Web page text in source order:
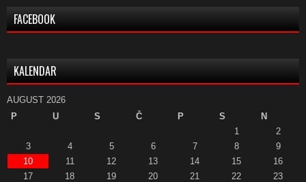
FACEBOOK
KALENDAR
AUGUST 2026
P
U S Č P S
N
1
2
3
4 5 6 7 8
9
10
11 12 13 14 15
16
17
18 19 20 21 22
23